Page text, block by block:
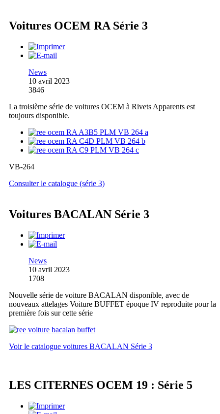
Voitures OCEM RA Série 3
News
10 avril 2023
3846
La troisième série de voitures OCEM à Rivets Apparents est
toujours disponible.
VB-264
Consulter le catalogue (série 3)
Voitures BACALAN Série 3
News
10 avril 2023
1708
Nouvelle série de voiture BACALAN disponible, avec de
nouveaux attelages Voiture BUFFET époque IV reproduite pour la
première fois sur cette série
Voir le catalogue voitures BACALAN Série 3
LES CITERNES OCEM 19 : Série 5